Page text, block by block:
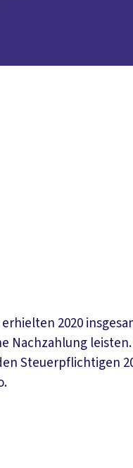
2020
Steuerpflichtigen